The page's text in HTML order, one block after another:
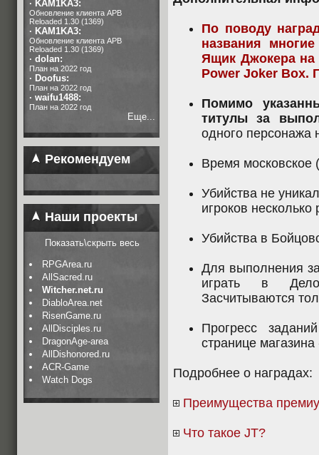
· KAM1KA3:
Обновление клиента APB
Reloaded 1.30 (1369)
· KAM1KA3:
Обновление клиента APB
Reloaded 1.30 (1369)
· dolan:
План на 2022 год
· Doofus:
План на 2022 год
· waifu1488:
План на 2022 год
Еще...
Рекомендуем
Наши проекты
Показать\скрыть весь
RPGArea.ru
AllSacred.ru
Witcher.net.ru
DiabloArea.net
RisenGame.ru
AllDisciples.ru
DragonAge-area
AllDishonored.ru
ACR-Game
Watch Dogs
По поводу
названия
Ящик Джокера на
Power Joker Box.
Помимо
титулы за
одного персонажа
Время московское
Убийства не
игроков несколько
Убийства в
Для выполнения
играть в
Засчитываются
Прогресс
странице
Подробнее о наградах:
Преимущества
Что такое JT?